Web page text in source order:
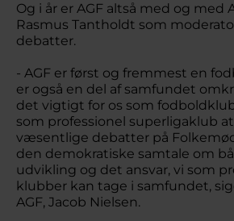
Og i år er AGF altså med og med
Rasmus Tantholdt som
debatter.
- AGF er først og fremmest en
er også en del af samfundet
det vigtigt for os som
som professionel superligaklub
væsentlige debatter på
den demokratiske samtale om
udvikling og det ansvar, vi som
klubber kan tage i samfundet,
AGF, Jacob Nielsen.